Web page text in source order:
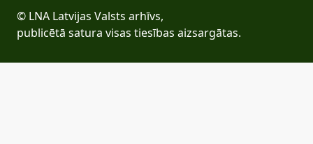
© LNA Latvijas Valsts arhīvs,
publicētā satura visas tiesības aizsargātas.